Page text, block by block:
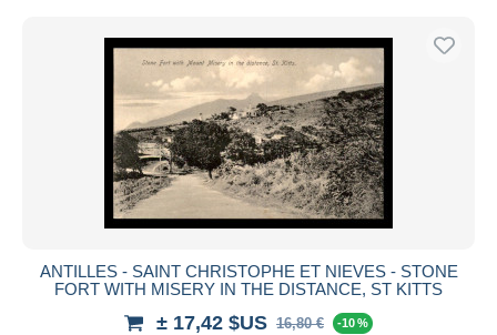
ANTILLES - SAINT CHRISTOPHE ET NIEVES - STONE
FORT WITH MISERY IN THE DISTANCE, ST KITTS
± 17,42 $US 16,80 € -10 %